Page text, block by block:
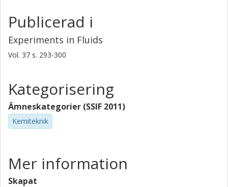
Publicerad i
Experiments in Fluids
Vol. 37 s. 293-300
Kategorisering
Ämneskategorier (SSIF 2011)
Kemiteknik
Mer information
Skapat